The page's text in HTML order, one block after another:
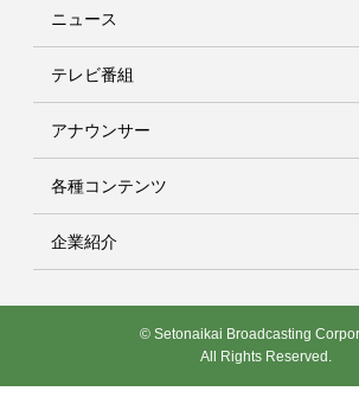
ニュース
テレビ番組
アナウンサー
各種コンテンツ
企業紹介
© Setonaikai Broadcasting
All Rights Reserved.